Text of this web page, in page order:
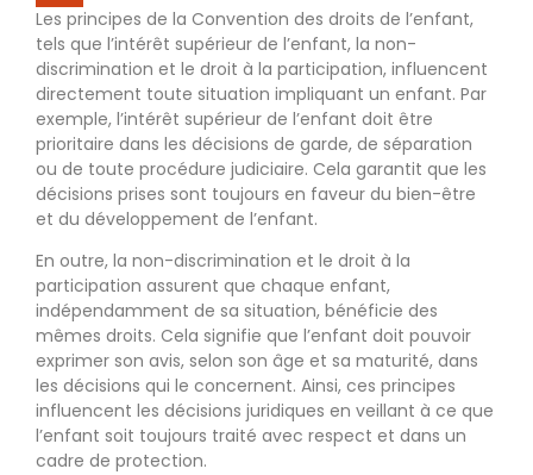
Les principes de la Convention des droits de l’enfant,
tels que l’intérêt supérieur de l’enfant, la non-
discrimination et le droit à la participation, influencent
directement toute situation impliquant un enfant. Par
exemple, l’intérêt supérieur de l’enfant doit être
prioritaire dans les décisions de garde, de séparation
ou de toute procédure judiciaire. Cela garantit que les
décisions prises sont toujours en faveur du bien-être
et du développement de l’enfant.
En outre, la non-discrimination et le droit à la
participation assurent que chaque enfant,
indépendamment de sa situation, bénéficie des
mêmes droits. Cela signifie que l’enfant doit pouvoir
exprimer son avis, selon son âge et sa maturité, dans
les décisions qui le concernent. Ainsi, ces principes
influencent les décisions juridiques en veillant à ce que
l’enfant soit toujours traité avec respect et dans un
cadre de protection.